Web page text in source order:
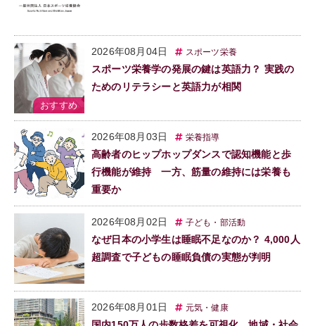
2026年08月04日 スポーツ栄養
スポーツ栄養学の発展の鍵は英語力？ 実践の
ためのリテラシーと英語力が相関
2026年08月03日 栄養指導
高齢者のヒップホップダンスで認知機能と歩
行機能が維持 一方、筋量の維持には栄養も
重要か
2026年08月02日 子ども・部活動
なぜ日本の小学生は睡眠不足なのか？ 4,000人
超調査で子どもの睡眠負債の実態が判明
2026年08月01日 元気・健康